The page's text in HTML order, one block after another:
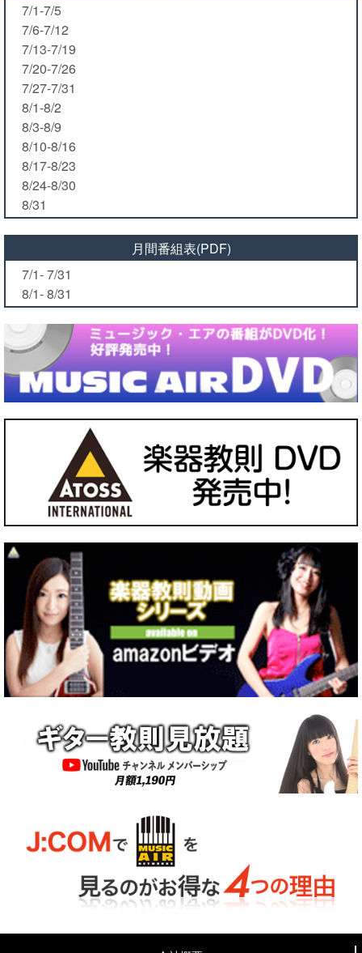
7/1-7/5
7/6-7/12
7/13-7/19
7/20-7/26
7/27-7/31
8/1-8/2
8/3-8/9
8/10-8/16
8/17-8/23
8/24-8/30
8/31
月間番組表(PDF)
7/1- 7/31
8/1- 8/31